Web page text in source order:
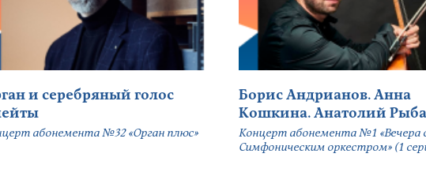
и серебряный голос
абонемента №32 «Орган плюс»
Борис Андрианов. Анна
Кошкина. Анатолий
Концерт абонемента №1 «Вечера
Симфоническим оркестром» (1